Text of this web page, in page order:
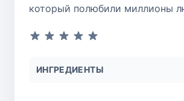
который полюбили миллионы
ИНГРЕДИЕНТЫ